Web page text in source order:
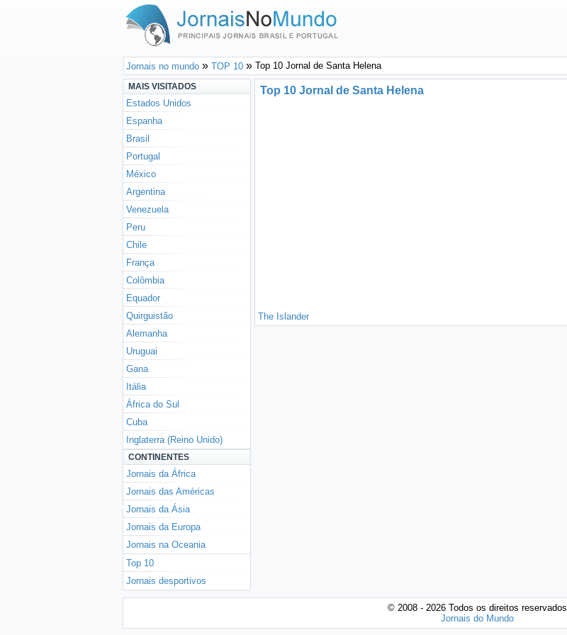
Jornais no mundo TOP 10 Top 10 Jornal de Santa Helena
Top 10 Jornal de Santa Helena
The Islander
MAIS VISITADOS
Estados Unidos
Espanha
Brasil
Portugal
México
Argentina
Venezuela
Peru
Chile
França
Colômbia
Equador
Quirguistão
Alemanha
Uruguai
Gana
Itália
África do Sul
Cuba
Inglaterra (Reino Unido)
CONTINENTES
Jornais da África
Jornais das Américas
Jornais da Ásia
Jornais da Europa
Jornais na Oceania
Top 10
Jornais desportivos
© 2008 - 2026 Todos os direitos reservados
Jornais do Mundo